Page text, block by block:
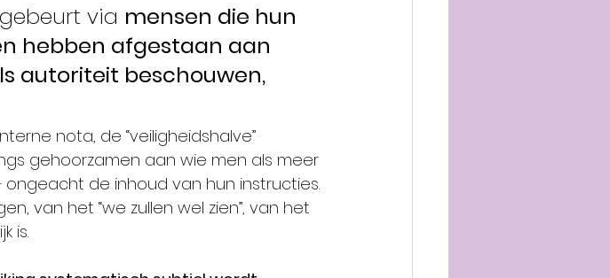
via mensen die hun
hebben afgestaan aan
autoriteit beschouwen,
nota, de “veiligheidshalve”
gehoorzamen aan wie men als meer
de inhoud van hun instructies.
van het “we zullen wel zien”, van het
is.